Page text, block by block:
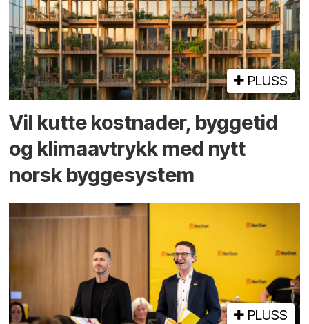
PLUSS
Vil kutte kostnader, byggetid
og klima­avtrykk med nytt
norsk bygge­system
PLUSS